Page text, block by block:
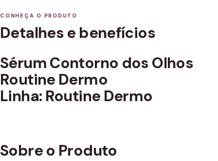
CONHEÇA O PRODUTO
Detalhes e benefícios
Sérum Contorno dos Olhos
Routine Dermo
Linha: Routine Dermo
Sobre o Produto